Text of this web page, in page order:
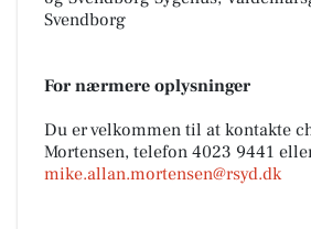
Svendborg
For nærmere oplysninger
Du er velkommen til at kontakte
Mortensen, telefon 4023 9441
mike.allan.mortensen@rsyd.dk